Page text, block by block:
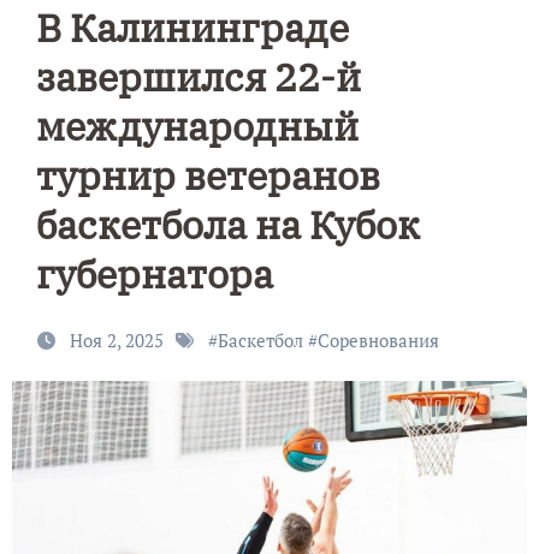
В Калининграде
завершился 22-й
международный
турнир ветеранов
баскетбола на Кубок
губернатора
Ноя 2, 2025 #Баскетбол#Соревнования